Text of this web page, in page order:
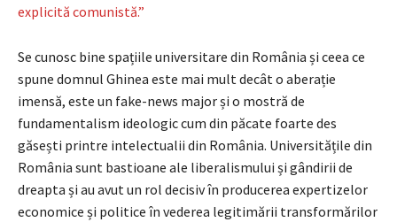
explicită comunistă.”
Se cunosc bine spațiile universitare din România și ceea ce
spune domnul Ghinea este mai mult decât o aberație
imensă, este un fake-news major și o mostră de
fundamentalism ideologic cum din păcate foarte des
găsești printre intelectualii din România. Universitățile din
România sunt bastioane ale liberalismului și gândirii de
dreapta și au avut un rol decisiv în producerea expertizelor
economice și politice în vederea legitimării transformărilor